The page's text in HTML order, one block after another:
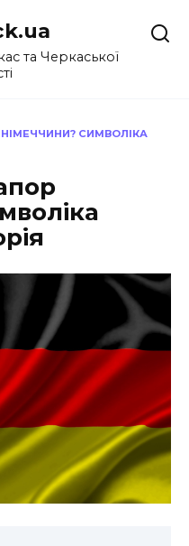
та Черкаської
СИМВОЛІКА